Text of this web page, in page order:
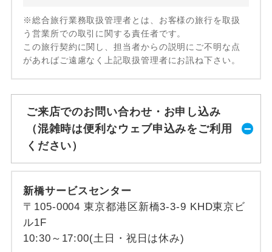
※総合旅行業務取扱管理者とは、お客様の旅行を取扱
う営業所での取引に関する責任者です。
この旅行契約に関し、担当者からの説明にご不明な点
があればご遠慮なく上記取扱管理者にお訊ね下さい。
ご来店でのお問い合わせ・お申し込み
（混雑時は便利なウェブ申込みをご利用
ください）
新橋サービスセンター
〒105-0004 東京都港区新橋3-3-9 KHD東京ビ
ル1F
10:30～17:00(土日・祝日は休み)